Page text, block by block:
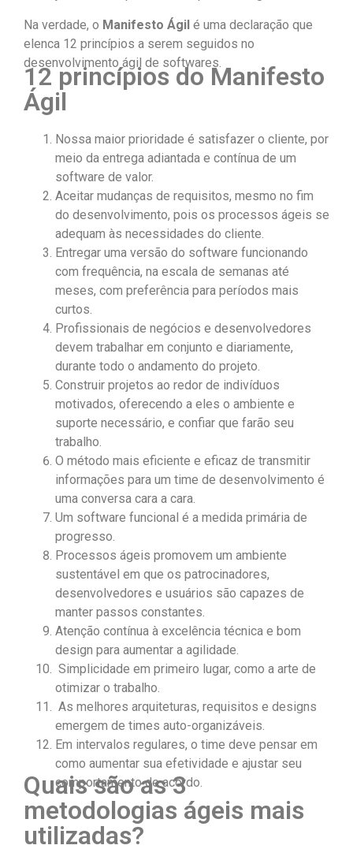
Na verdade, o Manifesto Ágil é uma declaração que
elenca 12 princípios a serem seguidos no
desenvolvimento ágil de softwares.
12 princípios do Manifesto
Ágil
Nossa maior prioridade é satisfazer o cliente, por
meio da entrega adiantada e contínua de um
software de valor.
Aceitar mudanças de requisitos, mesmo no fim
do desenvolvimento, pois os processos ágeis se
adequam às necessidades do cliente.
Entregar uma versão do software funcionando
com frequência, na escala de semanas até
meses, com preferência para períodos mais
curtos.
Profissionais de negócios e desenvolvedores
devem trabalhar em conjunto e diariamente,
durante todo o andamento do projeto.
Construir projetos ao redor de indivíduos
motivados, oferecendo a eles o ambiente e
suporte necessário, e confiar que farão seu
trabalho.
O método mais eficiente e eficaz de transmitir
informações para um time de desenvolvimento é
uma conversa cara a cara.
Um software funcional é a medida primária de
progresso.
Processos ágeis promovem um ambiente
sustentável em que os patrocinadores,
desenvolvedores e usuários são capazes de
manter passos constantes.
Atenção contínua à excelência técnica e bom
design para aumentar a agilidade.
Simplicidade em primeiro lugar, como a arte de
otimizar o trabalho.
As melhores arquiteturas, requisitos e designs
emergem de times auto-organizáveis.
Em intervalos regulares, o time deve pensar em
como aumentar sua efetividade e ajustar seu
comportamento de acordo.
Quais são as 3
metodologias ágeis mais
utilizadas?